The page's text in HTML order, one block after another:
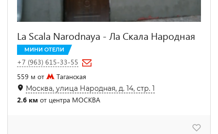
La Scala Narodnaya - Ла Скала Народная
МИНИ ОТЕЛИ
+7 (963) 615-33-55
559 м от
Таганская
Москва, улица Народная, д. 14, стр. 1
2.6 км от центра МОСКВА